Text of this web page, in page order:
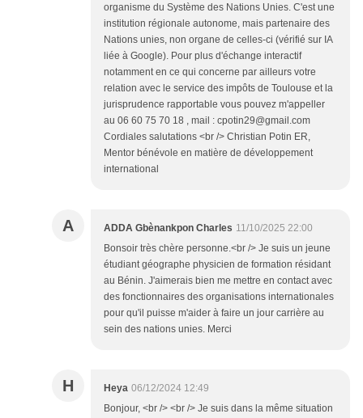
organisme du Système des Nations Unies. C'est une
institution régionale autonome, mais partenaire des
Nations unies, non organe de celles-ci (vérifié sur IA
liée à Google). Pour plus d'échange interactif
notamment en ce qui concerne par ailleurs votre
relation avec le service des impôts de Toulouse et la
jurisprudence rapportable vous pouvez m'appeller
au 06 60 75 70 18 , mail : cpotin29@gmail.com
Cordiales salutations <br /> Christian Potin ER,
Mentor bénévole en matière de développement
international
A ADDA Gbènankpon Charles 11/10/2025 22:00
Bonsoir très chère personne.<br /> Je suis un jeune
étudiant géographe physicien de formation résidant
au Bénin. J'aimerais bien me mettre en contact avec
des fonctionnaires des organisations internationales
pour qu'il puisse m'aider à faire un jour carrière au
sein des nations unies. Merci
H Heya 06/12/2024 12:49
Bonjour, <br /> <br /> Je suis dans la même situation